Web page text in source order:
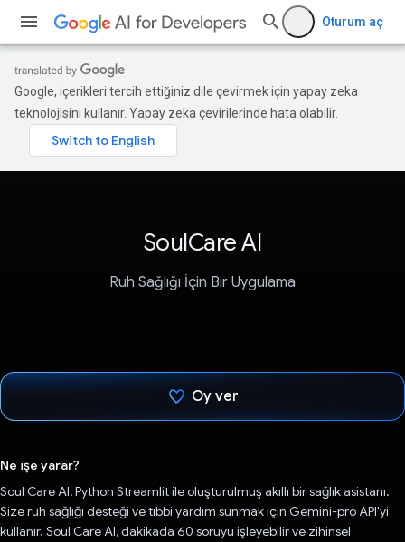
Oturum aç
Google, içerikleri tercih ettiğiniz dile çevirmek için yapay zeka
teknolojisini kullanır. Yapay zeka çevirilerinde hata olabilir.
SoulCare AI
Ruh Sağlığı İçin Bir Uygulama
Oy ver
Ne işe yarar?
Soul Care AI, Python Streamlit ile oluşturulmuş akıllı bir sağlık asistanı.
Size ruh sağlığı desteği ve tıbbi yardım sunmak için Gemini-pro API'yi
kullanır. Soul Care AI, dakikada 60 soruyu işleyebilir ve zihinsel